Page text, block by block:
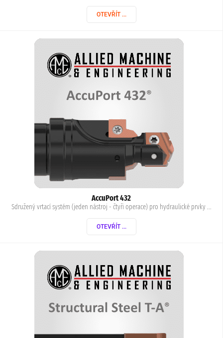
OTEVŘÍT ...
AccuPort 432
Sdružený vrtací systém (jeden nástroj - čtyři operace) pro hydraulické prvky ...
OTEVŔÍT ...